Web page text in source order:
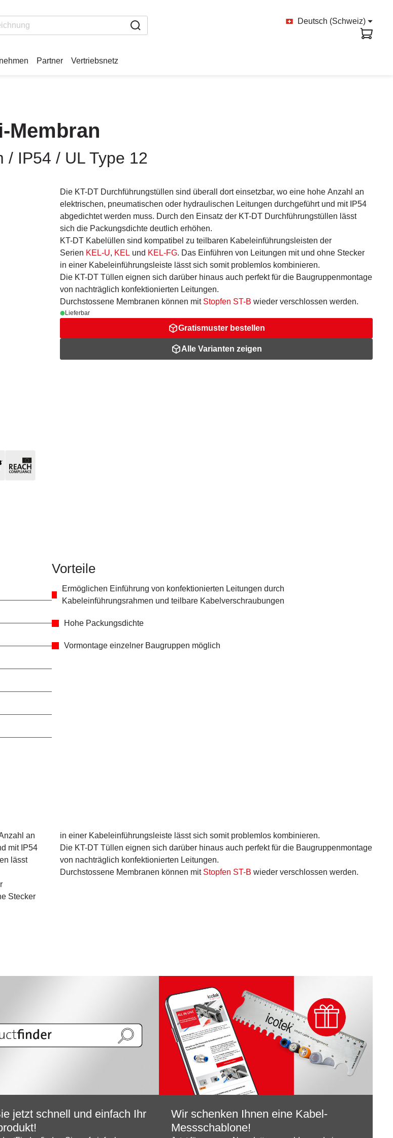
Deutsch (Schweiz)
Partner Vertriebsnetz
Membran
IP54 / UL Type 12
Die KT-DT Durchführungstüllen sind überall dort einsetzbar, wo eine hohe Anzahl an
elektrischen, pneumatischen oder hydraulischen Leitungen durchgeführt und mit IP54
abgedichtet werden muss. Durch den Einsatz der KT-DT Durchführungstüllen lässt
sich die Packungsdichte deutlich erhöhen.
KT-DT Kabelüllen sind kompatibel zu teilbaren Kabeleinführungsleisten der
Serien KEL-U, KEL und KEL-FG. Das Einführen von Leitungen mit und ohne Stecker
in einer Kabeleinführungsleiste lässt sich somit problemlos kombinieren.
Die KT-DT Tüllen eignen sich darüber hinaus auch perfekt für die Baugruppenmontage
von nachträglich konfektionierten Leitungen.
Durchstossene Membranen können mit Stopfen ST-B wieder verschlossen werden.
Lieferbar
Gratismuster bestellen
Alle Varianten zeigen
Vorteile
Ermöglichen Einführung von konfektionierten Leitungen durch
Kabeleinführungsrahmen und teilbare Kabelverschraubungen
Hohe Packungsdichte
Vormontage einzelner Baugruppen möglich
an
mit IP54
lässt
Stecker
in einer Kabeleinführungsleiste lässt sich somit problemlos kombinieren.
Die KT-DT Tüllen eignen sich darüber hinaus auch perfekt für die Baugruppenmontage
von nachträglich konfektionierten Leitungen.
Durchstossene Membranen können mit Stopfen ST-B wieder verschlossen werden.
jetzt schnell und einfach Ihr
Wir schenken Ihnen eine Kabel-
Messschablone!